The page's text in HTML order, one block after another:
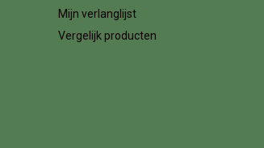
Mijn verlanglijst
Vergelijk producten